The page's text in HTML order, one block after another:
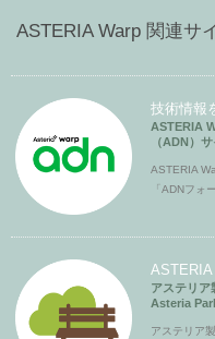
ASTERIA Warp 関連サ
技術情報
ASTERIA
（ADN）
ASTERIA
「ADNフォ
アステリア
Asteria
アステリア